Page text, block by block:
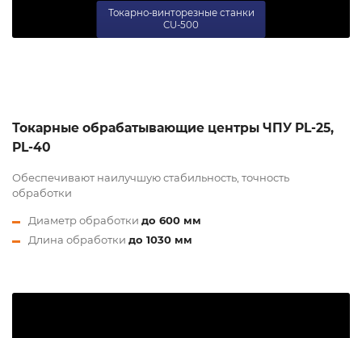
Токарно-винторезные станки
CU-500
Токарные обрабатывающие центры ЧПУ PL-25,
PL-40
Обеспечивают наилучшую стабильность, точность
обработки
Диаметр обработки до 600 мм
Длина обработки до 1030 мм